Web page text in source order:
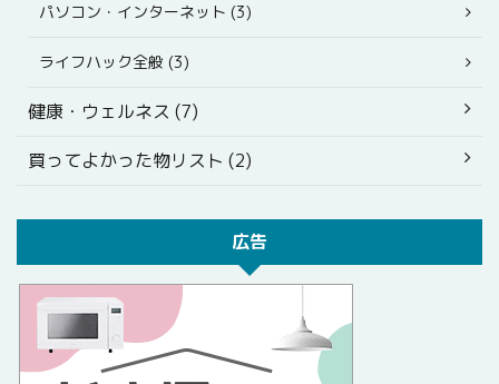
パソコン・インターネット (3)
ライフハック全般 (3)
健康・ウェルネス (7)
買ってよかった物リスト (2)
広告